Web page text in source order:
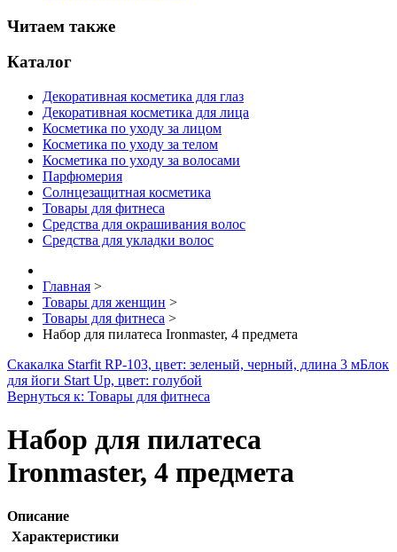
Читаем также
Каталог
Декоративная косметика для глаз
Декоративная косметика для лица
Косметика по уходу за лицом
Косметика по уходу за телом
Косметика по уходу за волосами
Парфюмерия
Солнцезащитная косметика
Товары для фитнеса
Средства для окрашивания волос
Средства для укладки волос
Главная >
Товары для женщин >
Товары для фитнеса >
Набор для пилатеса Ironmaster, 4 предмета
Скакалка Starfit RP-103, цвет: зеленый, черный, длина 3 мБлок
для йоги Start Up, цвет: голубой
Вернуться к: Товары для фитнеса
Набор для пилатеса
Ironmaster, 4 предмета
Описание
Характеристики